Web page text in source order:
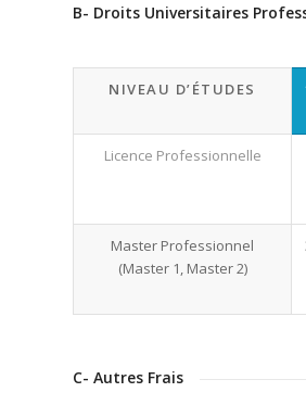
B- Droits Universitaires
NIVEAU D’ÉTUDES
Licence Professionnelle
Master Professionnel
(Master 1, Master 2)
C- Autres Frais